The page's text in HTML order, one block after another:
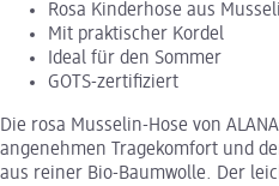
Rosa Kinderhose aus
Mit praktischer Kordel
Ideal für den Sommer
GOTS-zertifiziert
Die rosa Musselin-Hose von
angenehmen Tragekomfort und
aus reiner Bio-Baumwolle. Der